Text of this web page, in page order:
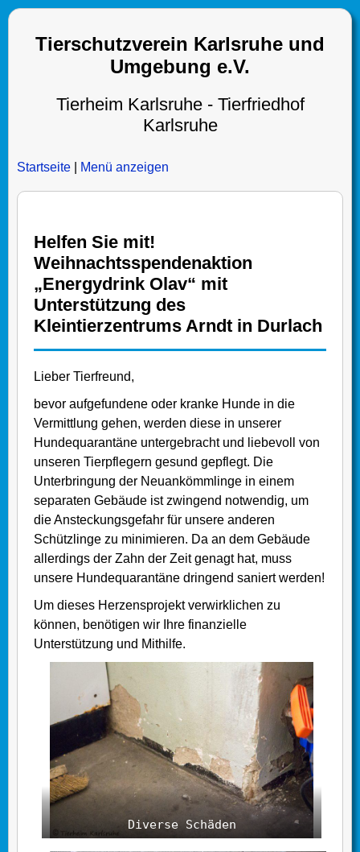
Tierschutzverein Karlsruhe und
Umgebung e.V.
Tierheim Karlsruhe - Tierfriedhof
Karlsruhe
Startseite Menü anzeigen
Helfen Sie mit!
Weihnachtsspendenaktion
„Energydrink Olav“ mit
Unterstützung des
Kleintierzentrums Arndt in Durlach
Lieber Tierfreund,
bevor aufgefundene oder kranke Hunde in die
Vermittlung gehen, werden diese in unserer
Hundequarantäne untergebracht und liebevoll von
unseren Tierpflegern gesund gepflegt. Die
Unterbringung der Neuankömmlinge in einem
separaten Gebäude ist zwingend notwendig, um
die Ansteckungsgefahr für unsere anderen
Schützlinge zu minimieren. Da an dem Gebäude
allerdings der Zahn der Zeit genagt hat, muss
unsere Hundequarantäne dringend saniert werden!
Um dieses Herzensprojekt verwirklichen zu
können, benötigen wir Ihre finanzielle
Unterstützung und Mithilfe.
Diverse Schäden